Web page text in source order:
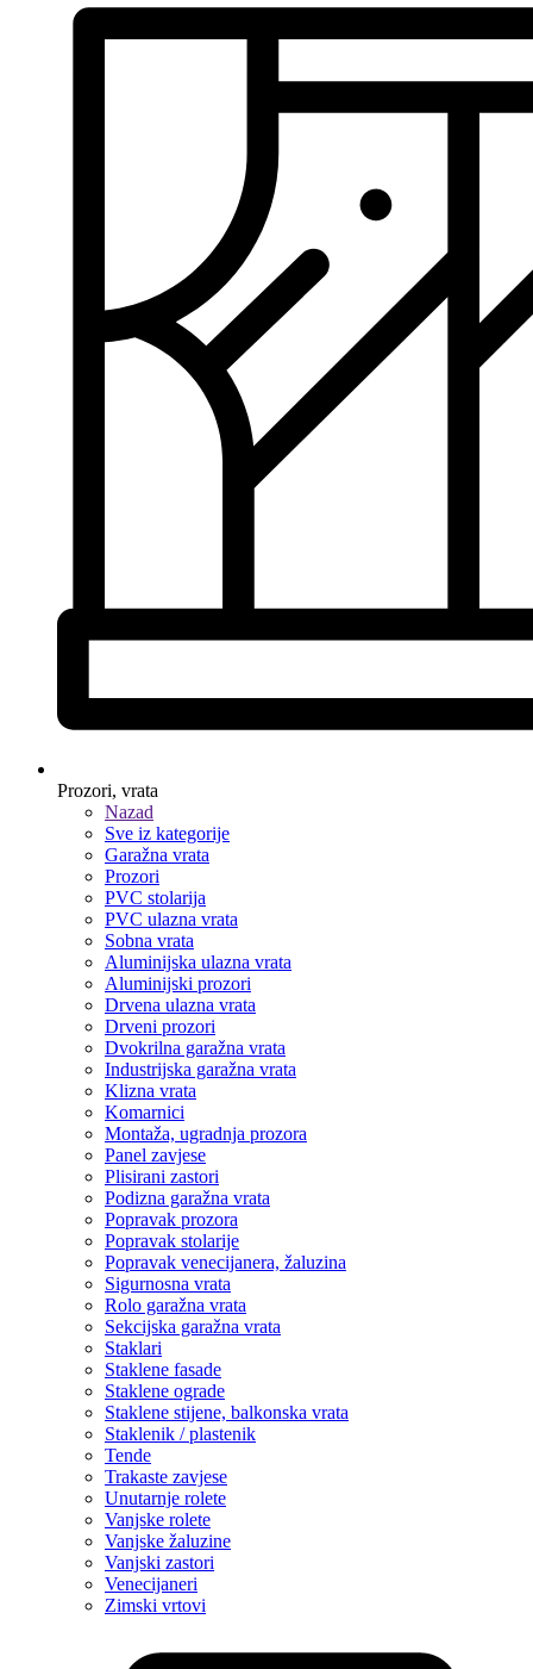
Prozori, vrata
Nazad
Sve iz kategorije
Garažna vrata
Prozori
PVC stolarija
PVC ulazna vrata
Sobna vrata
Aluminijska ulazna vrata
Aluminijski prozori
Drvena ulazna vrata
Drveni prozori
Dvokrilna garažna vrata
Industrijska garažna vrata
Klizna vrata
Komarnici
Montaža, ugradnja prozora
Panel zavjese
Plisirani zastori
Podizna garažna vrata
Popravak prozora
Popravak stolarije
Popravak venecijanera, žaluzina
Sigurnosna vrata
Rolo garažna vrata
Sekcijska garažna vrata
Staklari
Staklene fasade
Staklene ograde
Staklene stijene, balkonska vrata
Staklenik / plastenik
Tende
Trakaste zavjese
Unutarnje rolete
Vanjske rolete
Vanjske žaluzine
Vanjski zastori
Venecijaneri
Zimski vrtovi